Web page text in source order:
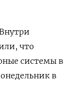
что
системы в
в